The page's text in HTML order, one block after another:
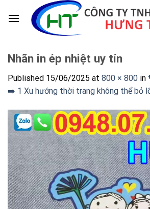
Nhãn in ép nhiệt uy tín
Published 15/06/2025 at 800 × 800 in
➡️ 1 Xu hướng thời trang không thể bỏ